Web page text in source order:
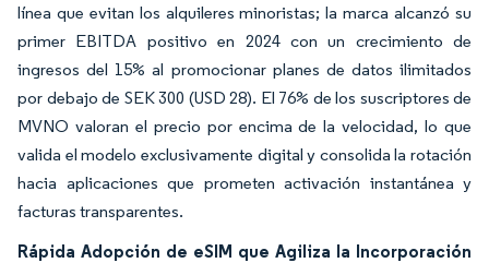
línea que evitan los alquileres minoristas; la marca alcanzó su
primer EBITDA positivo en 2024 con un crecimiento de
ingresos del 15% al promocionar planes de datos ilimitados
por debajo de SEK 300 (USD 28). El 76% de los suscriptores de
MVNO valoran el precio por encima de la velocidad, lo que
valida el modelo exclusivamente digital y consolida la rotación
hacia aplicaciones que prometen activación instantánea y
facturas transparentes.
Rápida Adopción de eSIM que Agiliza la Incorporación